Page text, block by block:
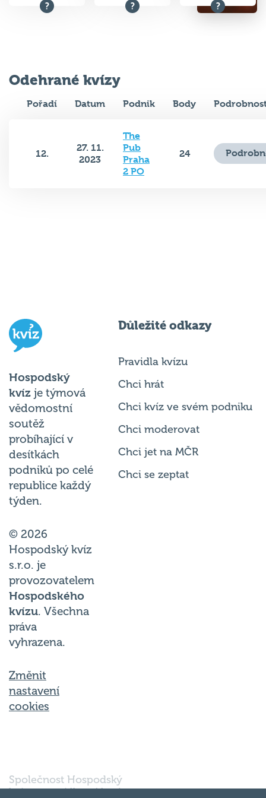
Odehrané kvízy
Pořadí Datum Podnik Body
12.
27. 11.
2023
The
Pub
Praha
2 PO
24
Hospodský
kvíz je týmová
vědomostní
soutěž
probíhající v
desítkách
podniků po celé
republice každý
týden.
© 2026
Hospodský kvíz
s.r.o. je
provozovatelem
Hospodského
kvízu. Všechna
práva
vyhrazena.
Změnit
nastavení
cookies
Důležité odkazy
Pravidla kvízu
Chci hrát
Chci kvíz ve svém podniku
Chci moderovat
Chci jet na MČR
Chci se zeptat
Společnost Hospodský
kvíz s.r.o., sídlem Nové